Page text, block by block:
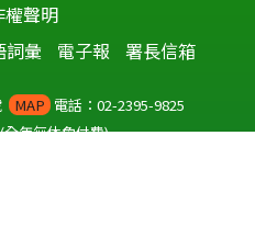
權聲明
詞彙 電子報 署長信箱
MAP 電話：02-2395-9825
年無休免付費)